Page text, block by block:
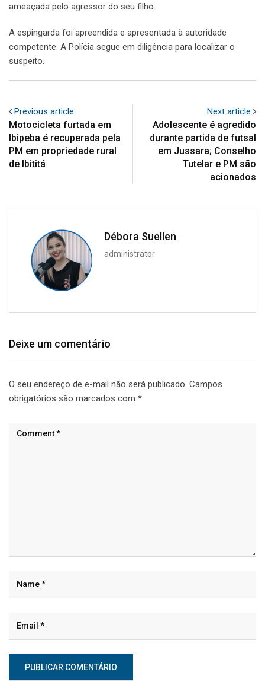
ameaçada pelo agressor do seu filho.
A espingarda foi apreendida e apresentada à autoridade
competente. A Polícia segue em diligência para localizar o
suspeito.
Previous article
Motocicleta furtada em
Ibipeba é recuperada pela
PM em propriedade rural
de Ibititá
Next article
Adolescente é agredido
durante partida de futsal
em Jussara; Conselho
Tutelar e PM são
acionados
Débora Suellen
administrator
Deixe um comentário
O seu endereço de e-mail não será publicado. Campos
obrigatórios são marcados com *